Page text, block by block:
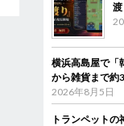
横浜高島屋で
から雑貨まで約
2026年8月5日
トランペット